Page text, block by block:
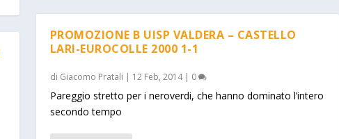
PROMOZIONE B UISP VALDERA – CASTELLO
LARI-EUROCOLLE 2000 1-1
di Giacomo Pratali | 12 Feb, 2014| 0
Pareggio stretto per i neroverdi, che hanno dominato l’intero
secondo tempo